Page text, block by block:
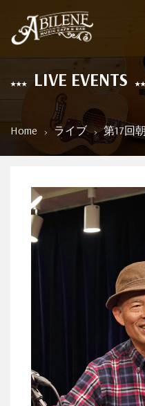
LIVE EVENTS
Home ライブ 第17回